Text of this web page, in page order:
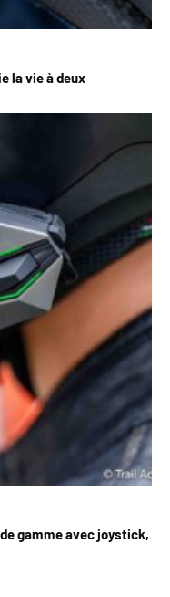
la vie à deux
gamme avec joystick,